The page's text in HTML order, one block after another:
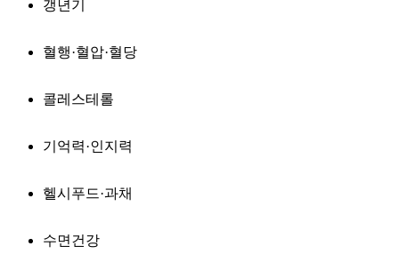
갱년기
혈행·혈압·혈당
콜레스테롤
기억력·인지력
헬시푸드·과채
수면건강